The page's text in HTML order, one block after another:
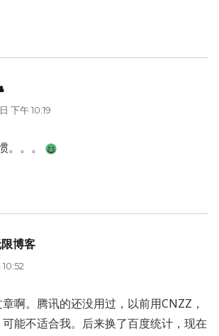
道：下午 10:19
。。。
博客
啊。腾讯的还没用过，以前用CNZZ，
能不适合我。后来换了百度统计，现在